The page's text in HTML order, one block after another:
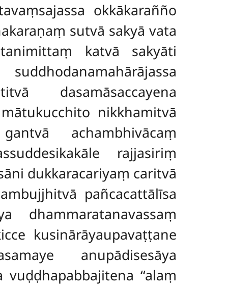
okkākarañño
sutvā sakyā vata
katvā sakyāti
dasamāsaccayena
nikkhamitvā
achambhivācaṃ
rajjasiriṃ
dukkaracariyaṃ caritvā
pañcacattālīsa
dhammaratanavassaṃ
kusinārāyaupavaṭṭane
anupādisesāya
‘‘alaṃ